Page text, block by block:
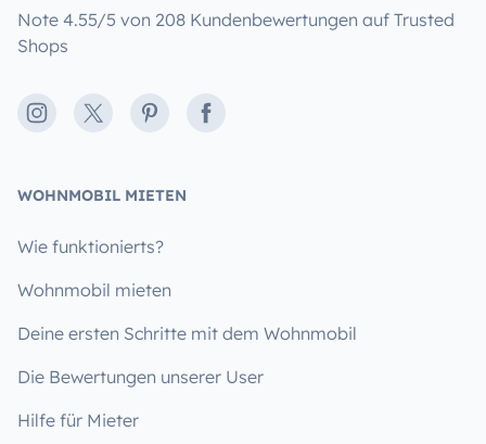
Note 4.55/5 von 208 Kundenbewertungen auf Trusted
Shops
Instagram
X PinterestFacebook
WOHNMOBIL MIETEN
Wie funktionierts?
Wohnmobil mieten
Deine ersten Schritte mit dem Wohnmobil
Die Bewertungen unserer User
Hilfe für Mieter